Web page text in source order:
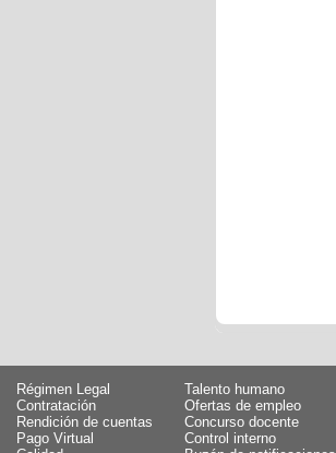
Régimen Legal
Talento humano
Contratación
Ofertas de empleo
Rendición de cuentas
Concurso docente
Pago Virtual
Control interno